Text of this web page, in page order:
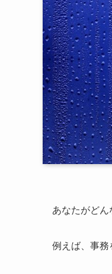
あなたがどん
例えば、事務